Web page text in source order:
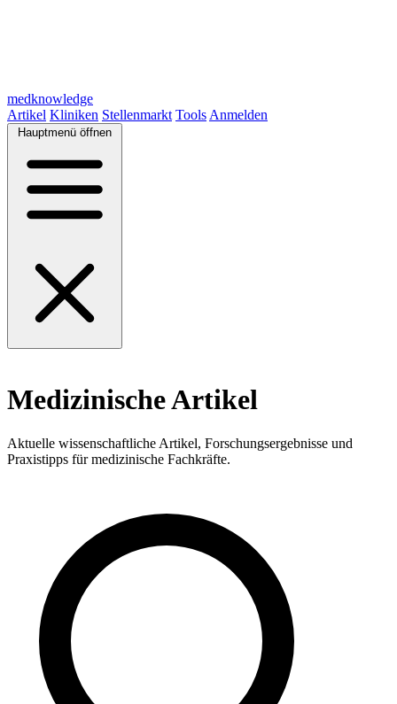
medknowledge
Artikel Kliniken Stellenmarkt Tools Anmelden
Hauptmenü öffnen
Medizinische Artikel
Aktuelle wissenschaftliche Artikel, Forschungsergebnisse und
Praxistipps für medizinische Fachkräfte.